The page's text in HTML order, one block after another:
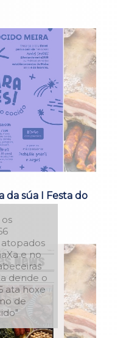
da súa I Festa do
os
e no
dende o
ata hoxe
de